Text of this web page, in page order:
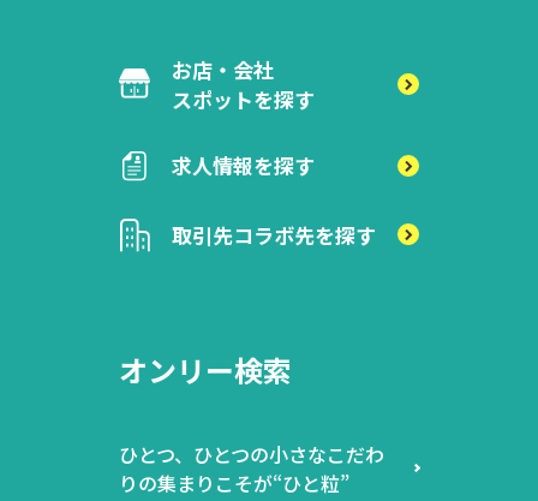
お店・会社
スポットを探す
求人情報を探す
取引先コラボ先を探す
オンリー検索
ひとつ、ひとつの小さなこだわ
りの集まりこそが“ひと粒”